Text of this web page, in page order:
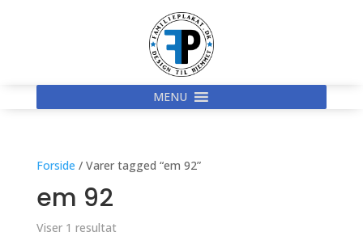
MENU
Forside / Varer tagged “em 92”
em 92
Viser 1 resultat